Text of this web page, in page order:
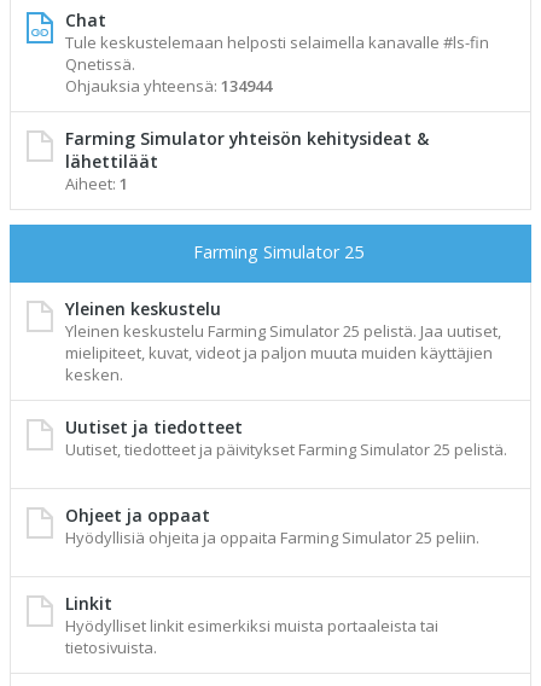
Chat
Tule keskustelemaan helposti selaimella kanavalle #ls-fin
Qnetissä.
Ohjauksia yhteensä: 134944
Farming Simulator yhteisön kehitysideat &
lähettiläät
Aiheet: 1
Farming Simulator 25
Yleinen keskustelu
Yleinen keskustelu Farming Simulator 25 pelistä. Jaa uutiset,
mielipiteet, kuvat, videot ja paljon muuta muiden käyttäjien
kesken.
Uutiset ja tiedotteet
Uutiset, tiedotteet ja päivitykset Farming Simulator 25 pelistä.
Ohjeet ja oppaat
Hyödyllisiä ohjeita ja oppaita Farming Simulator 25 peliin.
Linkit
Hyödylliset linkit esimerkiksi muista portaaleista tai
tietosivuista.